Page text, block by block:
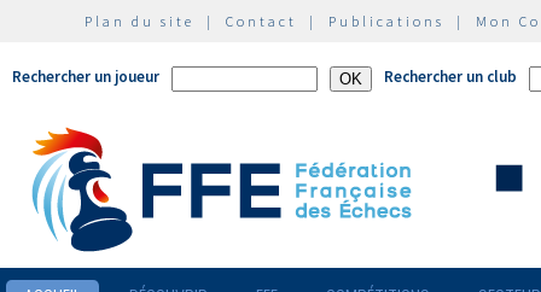
Plan du site | Contact | Publications | Mon
Rechercher un joueur Rechercher un club